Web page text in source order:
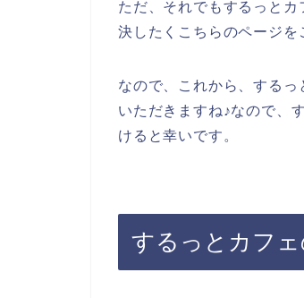
ただ、それでもするっと
決したくこちらのページを
なので、これから、する
いただきますね♪なので、
けると幸いです。
するっとカフ